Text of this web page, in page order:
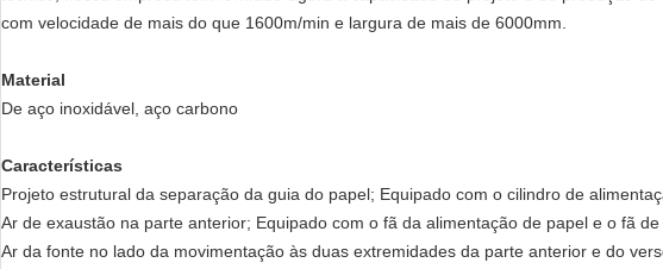
com velocidade de mais do que 1600m/min e largura de mais de 6000mm.
Material
De aço inoxidável, aço carbono
Características
Projeto estrutural da separação da guia do papel; Equipado com o cilindro de
Ar de exaustão na parte anterior; Equipado com o fã da alimentação de papel e o fã
Ar da fonte no lado da movimentação às duas extremidades da parte anterior e do